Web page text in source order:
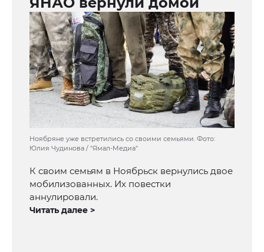
Ноябряне уже встретились со своими семьями. Фото:
Юлия Чудинова / "Ямал-Медиа"
К своим семьям в Ноябрьск вернулись двое
мобилизованных. Их повестки
аннулировали.
Читать далее >